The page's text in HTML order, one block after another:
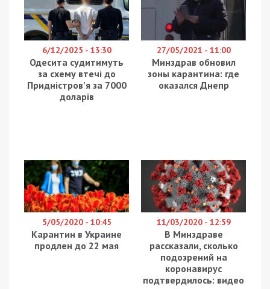
6/12/2025 - 13:30
Одесита судитимуть
за схему втечі до
Придністров’я за 7000
доларів
27/05/2021 - 11:00
Минздрав обновил
зоны карантина: где
оказался Днепр
5/05/2020 - 10:45
Карантин в Украине
продлен до 22 мая
11/03/2020 - 12:59
В Минздраве
рассказали, сколько
подозрений на
коронавирус
подтвердилось: видео